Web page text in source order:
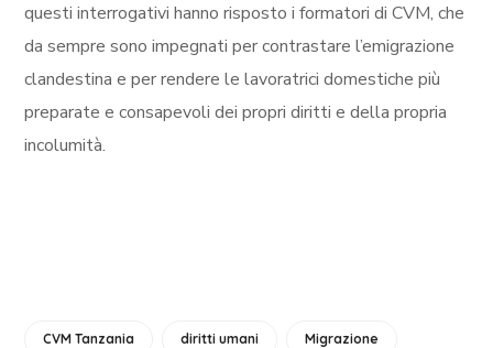
questi interrogativi hanno risposto i formatori di CVM, che
da sempre sono impegnati per contrastare l’emigrazione
clandestina e per rendere le lavoratrici domestiche più
preparate e consapevoli dei propri diritti e della propria
incolumità.
CVM Tanzania diritti umani Migrazione